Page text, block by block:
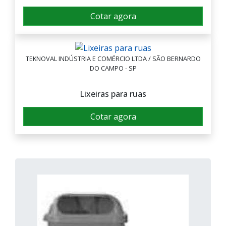
para calçadas, condomínios e
empresas que valorizam a estética do
ambiente.
Variedade de modelos:
chão ou postes para diferentes
necessidades.
Sustentabilidade e higiene:
duradouro, reduzindo reposições
frequentes.
Cotar agora
TEKNOVAL INDÚSTRIA E COMÉRCIO LTDA / SÃO BERNARDO
DO CAMPO - SP
Lixeiras para ruas
Cotar agora